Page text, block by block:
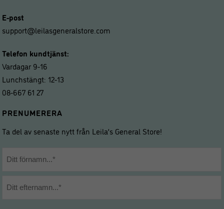
E-post
support@leilasgeneralstore.com
Telefon kundtjänst:
Vardagar 9-16
Lunchstängt: 12-13
08-667 61 27
PRENUMERERA
Ta del av senaste nytt från Leila’s General Store!